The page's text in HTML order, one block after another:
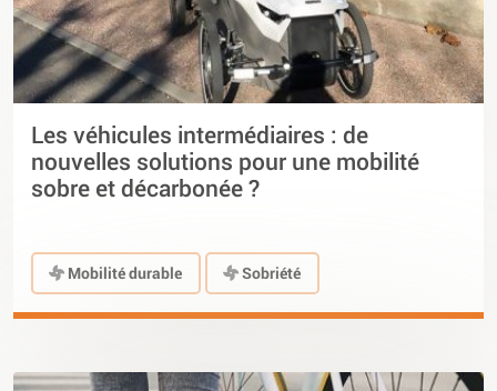
Les véhicules intermédiaires : de
nouvelles solutions pour une mobilité
sobre et décarbonée ?
Mobilité durable Sobriété